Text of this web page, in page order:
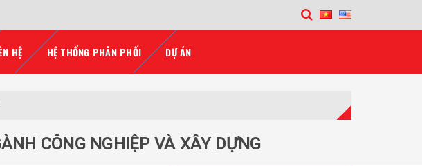
HỆ HỆ THỐNG PHÂN PHỐI DỰ ÁN
CÔNG NGHIỆP VÀ XÂY DỰNG